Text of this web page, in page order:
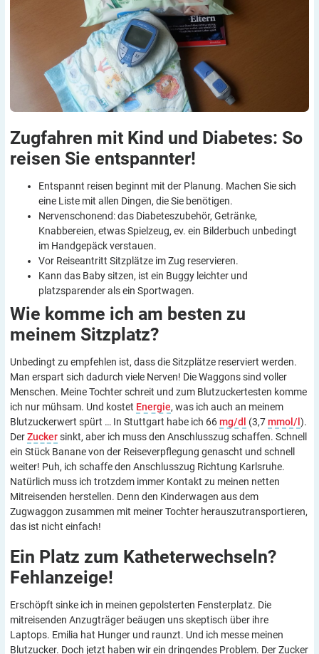
Zugfahren mit Kind und Diabetes: So
reisen Sie entspannter!
Entspannt reisen beginnt mit der Planung. Machen Sie sich
eine Liste mit allen Dingen, die Sie benötigen.
Nervenschonend: das Diabeteszubehör, Getränke,
Knabbereien, etwas Spielzeug, ev. ein Bilderbuch unbedingt
im Handgepäck verstauen.
Vor Reiseantritt Sitzplätze im Zug reservieren.
Kann das Baby sitzen, ist ein Buggy leichter und
platzsparender als ein Sportwagen.
Wie komme ich am besten zu
meinem Sitzplatz?
Unbedingt zu empfehlen ist, dass die Sitzplätze reserviert werden.
Man erspart sich dadurch viele Nerven! Die Waggons sind voller
Menschen. Meine Tochter schreit und zum Blutzuckertesten komme
ich nur mühsam. Und kostet Energie, was ich auch an meinem
Blutzuckerwert spürt … In Stuttgart habe ich 66mg/dl (3,7mmol/l ).
DerZuckersinkt, aber ich muss den Anschlusszug schaffen. Schnell
ein Stück Banane von der Reiseverpflegung genascht und schnell
weiter! Puh, ich schaffe den Anschlusszug Richtung Karlsruhe.
Natürlich muss ich trotzdem immer Kontakt zu meinen netten
Mitreisenden herstellen. Denn den Kinderwagen aus dem
Zugwaggon zusammen mit meiner Tochter herauszutransportieren,
das ist nicht einfach!
Ein Platz zum Katheterwechseln?
Fehlanzeige!
Erschöpft sinke ich in meinen gepolsterten Fensterplatz. Die
mitreisenden Anzugträger beäugen uns skeptisch über ihre
Laptops. Emilia hat Hunger und raunzt. Und ich messe meinen
Blutzucker. Doch jetzt haben wir ein dringendes Problem. Der Zucker